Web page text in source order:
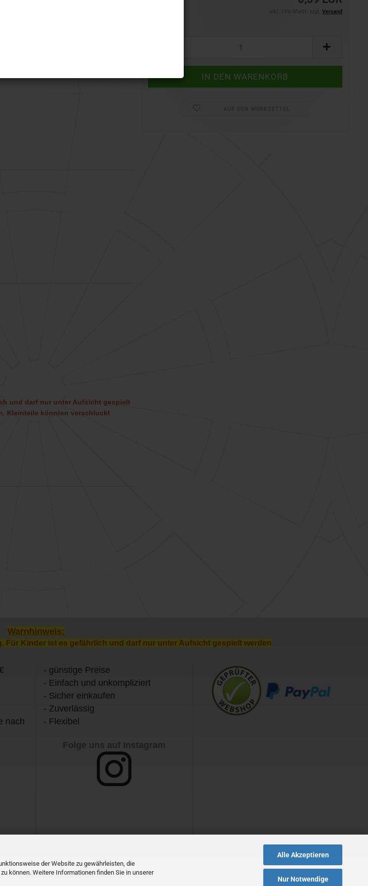
der Website zu gewährleisten, die
können. Weitere Informationen finden Sie in unserer
Alle Akzeptieren
Nur Notwendige
inkl. 19% MwSt. zzgl. Versand
und darf nur unter Aufsicht gespielt
Kleinteile könnten verschluckt
Warnhinweis:
Für Kinder ist es gefährlich und darf nur unter Aufsicht gespielt werden
nach
- günstige Preise
- Einfach und unkompliziert
- Sicher einkaufen
- Zuverlässig
- Flexibel
Folge uns auf Instagram